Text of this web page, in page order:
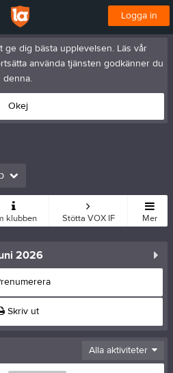
Logga in
ge dig bästa upplevelsen. Läs vår
använda tjänsten godkänner du
denna.
Okej
klubben Stötta VOX IF Mer
2026
Skriv ut
Alla aktiviteter